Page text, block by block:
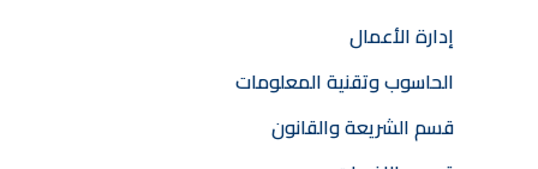
إدارة الأعمال
الحاسوب وتقنية المعلومات
قسم الشريعة والقانون